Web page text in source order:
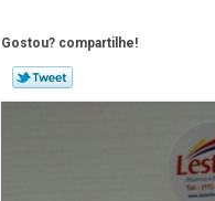
Gostou? compartilhe!